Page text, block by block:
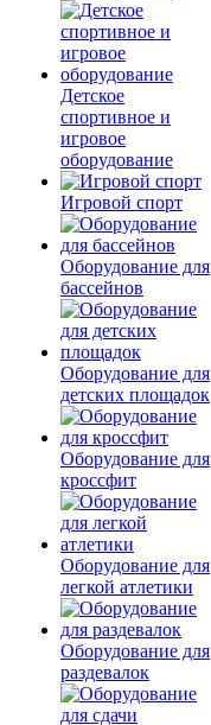
Детское
спортивное и
игровое
оборудование
Игровой спорт
Оборудование для
бассейнов
Оборудование для
детских площадок
Оборудование для
кроссфит
Оборудование для
легкой атлетики
Оборудование для
раздевалок